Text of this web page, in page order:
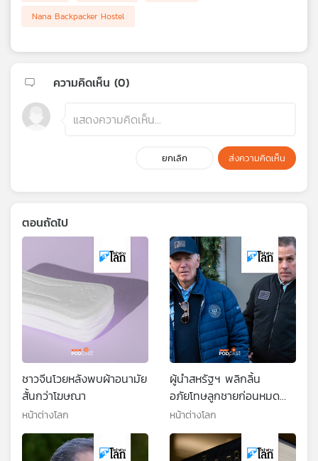
Nana Backpacker Hostel
ความคิดเห็น (0)
ยกเลิก ส่งความคิดเห็น
ตอนถัดไป
ชาวจีนโวยหลังพบผ้าอนามัย
สั้นกว่าโฆษณา
หน้าต่างโลก
ผู้นำสหรัฐฯ พลิกลิ้น
อภัยโทษลูกชายก่อนหมด
วาระ
หน้าต่างโลก